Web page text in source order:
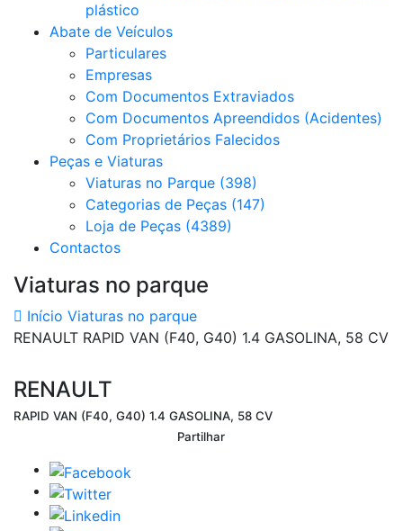
plástico
Abate de Veículos
Particulares
Empresas
Com Documentos Extraviados
Com Documentos Apreendidos (Acidentes)
Com Proprietários Falecidos
Peças e Viaturas
Viaturas no Parque (398)
Categorias de Peças (147)
Loja de Peças (4389)
Contactos
Viaturas no parque
Início Viaturas no parque
RENAULT RAPID VAN (F40, G40) 1.4 GASOLINA, 58 CV
RENAULT
RAPID VAN (F40, G40) 1.4 GASOLINA, 58 CV
Partilhar